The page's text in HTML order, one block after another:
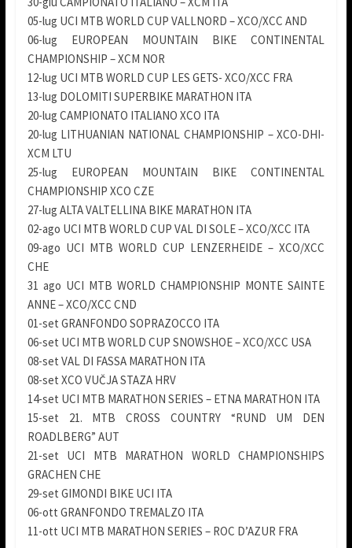
05-lug UCI MTB WORLD CUP VALLNORD – XCO/XCC AND
06-lug EUROPEAN MOUNTAIN BIKE CONTINENTAL
CHAMPIONSHIP – XCM NOR
12-lug UCI MTB WORLD CUP LES GETS- XCO/XCC FRA
13-lug DOLOMITI SUPERBIKE MARATHON ITA
20-lug CAMPIONATO ITALIANO XCO ITA
20-lug LITHUANIAN NATIONAL CHAMPIONSHIP – XCO-DHI-
XCM LTU
25-lug EUROPEAN MOUNTAIN BIKE CONTINENTAL
CHAMPIONSHIP XCO CZE
27-lug ALTA VALTELLINA BIKE MARATHON ITA
02-ago UCI MTB WORLD CUP VAL DI SOLE – XCO/XCC ITA
09-ago UCI MTB WORLD CUP LENZERHEIDE – XCO/XCC
CHE
31 ago UCI MTB WORLD CHAMPIONSHIP MONTE SAINTE
ANNE – XCO/XCC CND
01-set GRANFONDO SOPRAZOCCO ITA
06-set UCI MTB WORLD CUP SNOWSHOE – XCO/XCC USA
08-set VAL DI FASSA MARATHON ITA
08-set XCO VUČJA STAZA HRV
14-set UCI MTB MARATHON SERIES – ETNA MARATHON ITA
15-set 21. MTB CROSS COUNTRY “RUND UM DEN
ROADLBERG” AUT
21-set UCI MTB MARATHON WORLD CHAMPIONSHIPS
GRACHEN CHE
29-set GIMONDI BIKE UCI ITA
06-ott GRANFONDO TREMALZO ITA
11-ott UCI MTB MARATHON SERIES – ROC D’AZUR FRA